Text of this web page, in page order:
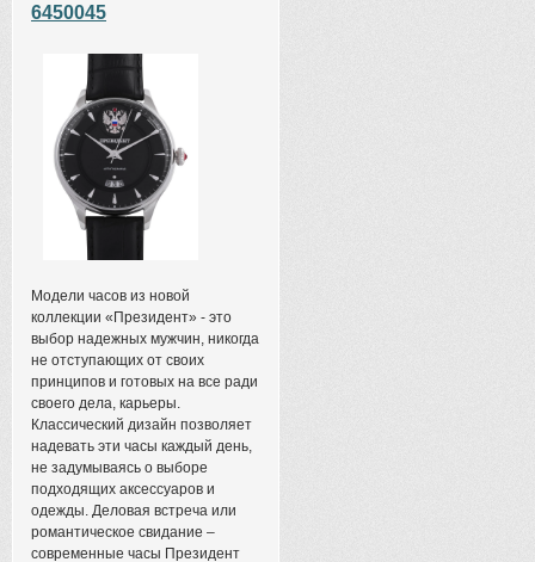
6450045
Модели часов из новой
коллекции «Президент» - это
выбор надежных мужчин, никогда
не отступающих от своих
принципов и готовых на все ради
своего дела, карьеры.
Классический дизайн позволяет
надевать эти часы каждый день,
не задумываясь о выборе
подходящих аксессуаров и
одежды. Деловая встреча или
романтическое свидание –
современные часы Президент